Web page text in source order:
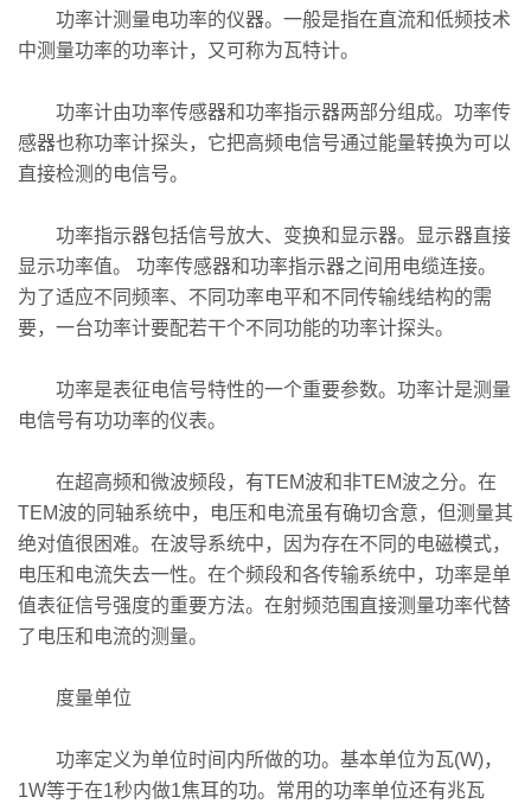
功率计测量电功率的仪器。一般是指在直流和低频技术
中测量功率的功率计，又可称为瓦特计。
功率计由功率传感器和功率指示器两部分组成。功率传
感器也称功率计探头，它把高频电信号通过能量转换为可以
直接检测的电信号。
功率指示器包括信号放大、变换和显示器。显示器直接
显示功率值。 功率传感器和功率指示器之间用电缆连接。
为了适应不同频率、不同功率电平和不同传输线结构的需
要，一台功率计要配若干个不同功能的功率计探头。
功率是表征电信号特性的一个重要参数。功率计是测量
电信号有功功率的仪表。
在超高频和微波频段，有TEM波和非TEM波之分。在
TEM波的同轴系统中，电压和电流虽有确切含意，但测量其
绝对值很困难。在波导系统中，因为存在不同的电磁模式，
电压和电流失去一性。在个频段和各传输系统中，功率是单
值表征信号强度的重要方法。在射频范围直接测量功率代替
了电压和电流的测量。
度量单位
功率定义为单位时间内所做的功。基本单位为瓦(W)，
1W等于在1秒内做1焦耳的功。常用的功率单位还有兆瓦